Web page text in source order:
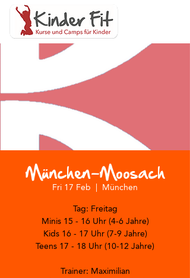
München-Moosach
Fri 17 Feb München
Tag: Freitag
Minis 15 - 16 Uhr (4-6 Jahre)
Kids 16 - 17 Uhr (7-9 Jahre)
Teens 17 - 18 Uhr (10-12 Jahre)
Trainer: Maximilian